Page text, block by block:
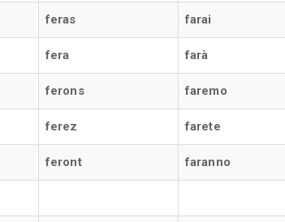
feras farai
fera farà
ferons faremo
ferez farete
feront faranno